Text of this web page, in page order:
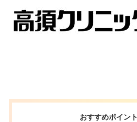
おすすめポイント